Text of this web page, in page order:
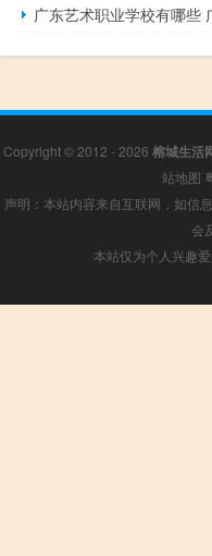
广东艺术职业学校有哪些
Copyright © 2012 - 2026 榕城生活
站地图
声明：本站内容来自互联网，如信
会
本站仅为个人兴趣